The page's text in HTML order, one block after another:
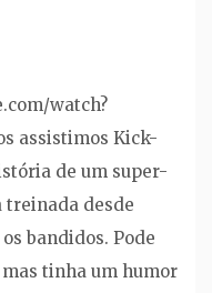
watch?
assistimos Kick-
de um super-
treinada desde
bandidos. Pode
tinha um humor